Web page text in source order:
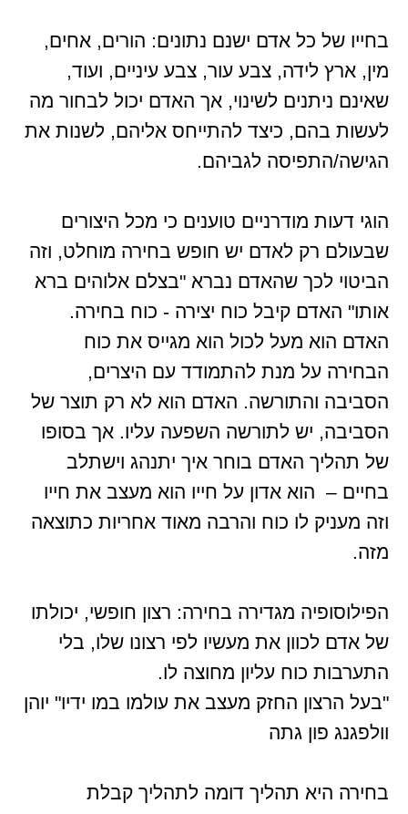
בחייו של כל אדם ישנם נתונים: הורים, אחים,
מין, ארץ לידה, צבע עור, צבע עיניים, ועוד,
שאינם ניתנים לשינוי, אך האדם יכול לבחור מה
לעשות בהם, כיצד להתייחס אליהם, לשנות את
הגישה/התפיסה לגביהם.
הוגי דעות מודרניים טוענים כי מכל היצורים
שבעולם רק לאדם יש חופש בחירה מוחלט, וזה
הביטוי לכך שהאדם נברא "בצלם אלוהים ברא
אותו" האדם קיבל כוח יצירה - כוח בחירה.
האדם הוא מעל לכול הוא מגייס את כוח
הבחירה על מנת להתמודד עם היצרים,
הסביבה והתורשה. האדם הוא לא רק תוצר של
הסביבה, יש לתורשה השפעה עליו. אך בסופו
של תהליך האדם בוחר איך יתנהג וישתלב
בחיים – הוא אדון על חייו הוא מעצב את חייו
וזה מעניק לו כוח והרבה מאוד אחריות כתוצאה
מזה.
הפילוסופיה מגדירה בחירה: רצון חופשי, יכולתו
של אדם לכוון את מעשיו לפי רצונו שלו, בלי
התערבות כוח עליון מחוצה לו.
"בעל הרצון החזק מעצב את עולמו במו ידיו" יוהן
וולפגנג פון גתה
בחירה היא תהליך דומה לתהליך קבלת